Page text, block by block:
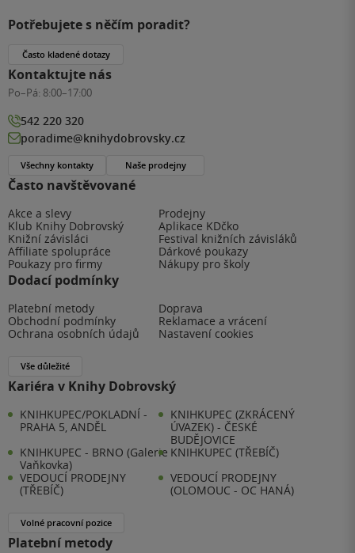
Často navštěvované
Akce a slevy
Prodejny
Klub Knihy Dobrovský
Aplikace KDčko
Knižní závisláci
Festival knižních závisláků
Affiliate spolupráce
Dárkové poukazy
Poukazy pro firmy
Nákupy pro školy
Dodací podmínky
Platební metody
Doprava
Obchodní podmínky
Reklamace a vrácení
Ochrana osobních údajů
Nastavení cookies
Vše důležité
Kariéra v Knihy Dobrovský
KNIHKUPEC/POKLADNÍ -
PRAHA 5, ANDĚL
KNIHKUPEC (ZKRÁCENÝ
ÚVAZEK) - ČESKÉ
BUDĚJOVICE
KNIHKUPEC - BRNO (Galerie
Vaňkovka)
KNIHKUPEC (TŘEBÍČ)
VEDOUCÍ PRODEJNY
(TŘEBÍČ)
VEDOUCÍ PRODEJNY
(OLOMOUC - OC HANÁ)
Volné pracovní pozice
Platební metody
Potřebujete s něčím poradit?
Často kladené dotazy
Kontaktujte nás
Po–Pá: 8:00–17:00
542 220 320
poradime@knihydobrovsky.cz
Všechny kontakty Naše prodejny